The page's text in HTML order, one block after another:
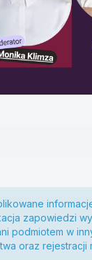
zapowiedzi
podmiotem w
oraz